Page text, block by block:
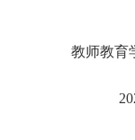
究
学院（教
年